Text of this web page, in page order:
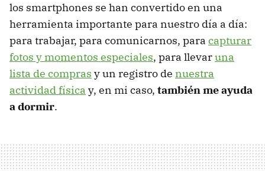
los smartphones se han convertido en una
herramienta importante para nuestro día a día:
para trabajar, para comunicarnos, para capturar
fotos y momentos especiales, para llevaruna
lista de compras y un registro de nuestra
actividad física y, en mi caso, también me ayuda
a dormir.